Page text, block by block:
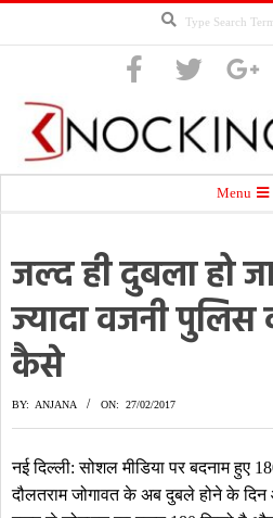
News
Menu
जल्द ही दुबला हो
ज्यादा वजनी पुलिस
कैसे
BY: ANJANA ON: 27/02/2017
नई दिल्ली: सोशल मीडिया पर बदनाम हुए
दौलतराम जोगावत के अब दुबले होने के